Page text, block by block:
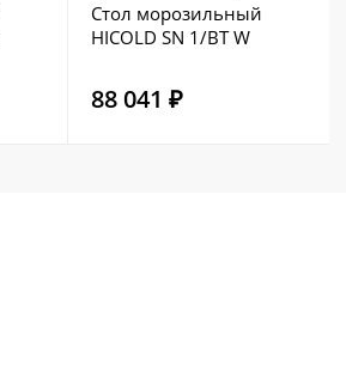
Стол морозильный
HICOLD SN 1/BT W
88 041 ₽